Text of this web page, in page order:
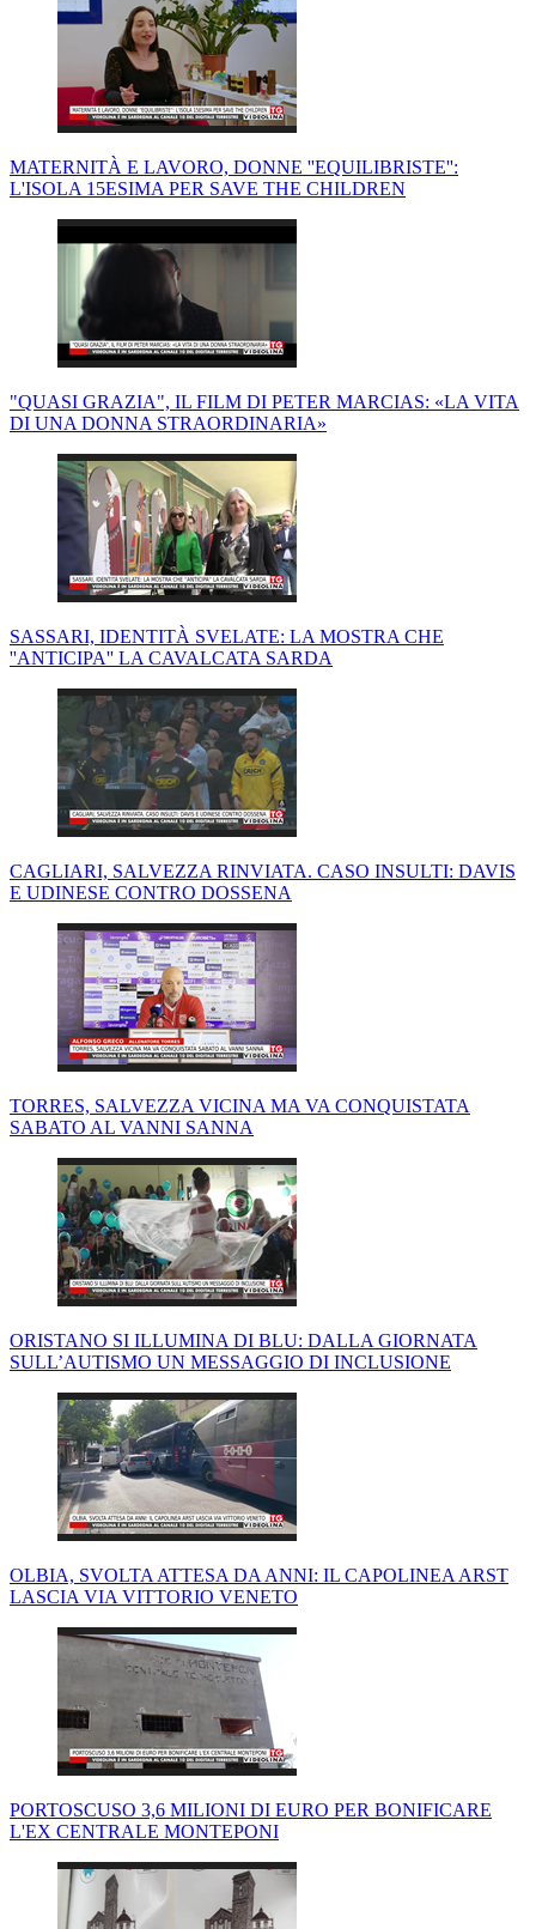
MATERNITÀ E LAVORO, DONNE ''EQUILIBRISTE'':
L'ISOLA 15ESIMA PER SAVE THE CHILDREN
"QUASI GRAZIA", IL FILM DI PETER MARCIAS: «LA VITA
DI UNA DONNA STRAORDINARIA»
SASSARI, IDENTITÀ SVELATE: LA MOSTRA CHE
''ANTICIPA'' LA CAVALCATA SARDA
CAGLIARI, SALVEZZA RINVIATA. CASO INSULTI: DAVIS
E UDINESE CONTRO DOSSENA
TORRES, SALVEZZA VICINA MA VA CONQUISTATA
SABATO AL VANNI SANNA
ORISTANO SI ILLUMINA DI BLU: DALLA GIORNATA
SULL’AUTISMO UN MESSAGGIO DI INCLUSIONE
OLBIA, SVOLTA ATTESA DA ANNI: IL CAPOLINEA ARST
LASCIA VIA VITTORIO VENETO
PORTOSCUSO 3,6 MILIONI DI EURO PER BONIFICARE
L'EX CENTRALE MONTEPONI